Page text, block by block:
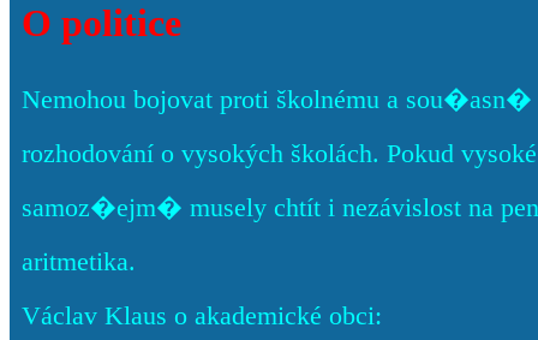
O politice
Nemohou bojovat proti školnému a
rozhodování o vysokých školách. Pokud
samoz�ejm� musely chtít i nezávislost na
aritmetika.
Václav Klaus o akademické obci: